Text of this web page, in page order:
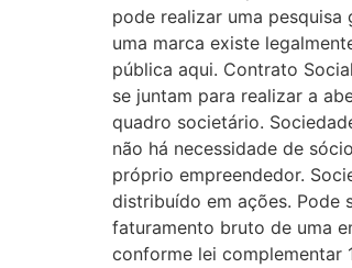
pode realizar uma
uma marca existe
pública aqui. Contrato
se juntam para realizar a
quadro societário.
não há necessidade de
próprio empreendedor.
distribuído em ações. Pode
faturamento bruto de uma
conforme lei complementar